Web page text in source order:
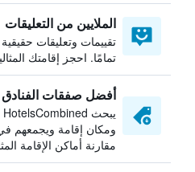
الملايين من التعليقات
تقييمات وتعليقات
تمامًا. احجز إقامتك
أفضل صفقات الفنادق
ومكان إقامة ويجمعهم
مقارنة أماكن الإقامة